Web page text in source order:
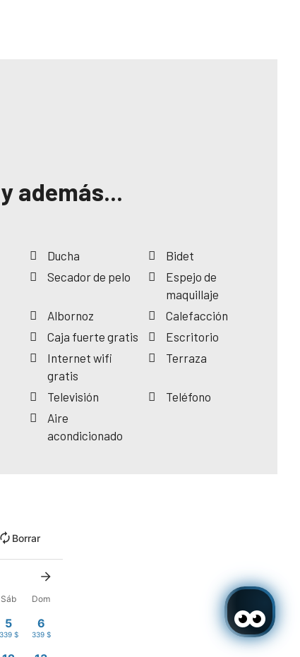
y además...
Ducha
Bidet
Secador de pelo
Espejo de
maquillaje
Albornoz
Calefacción
Caja fuerte gratis
Escritorio
Internet wifi
gratis
Terraza
Televisión
Teléfono
Aire
acondicionado
Borrar
Sáb Dom
5
339 $
6
339 $